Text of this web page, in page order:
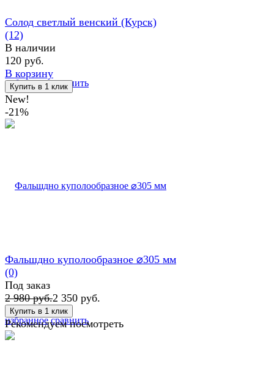
избранное сравнить
Солод светлый венский (Курск)
(12)
В наличии
120 руб.
В корзину
New!
-21%
избранное сравнить
Фальшдно куполообразное ⌀305 мм
(0)
Под заказ
2 980 руб.2 350 руб.
Рекомендуем посмотреть